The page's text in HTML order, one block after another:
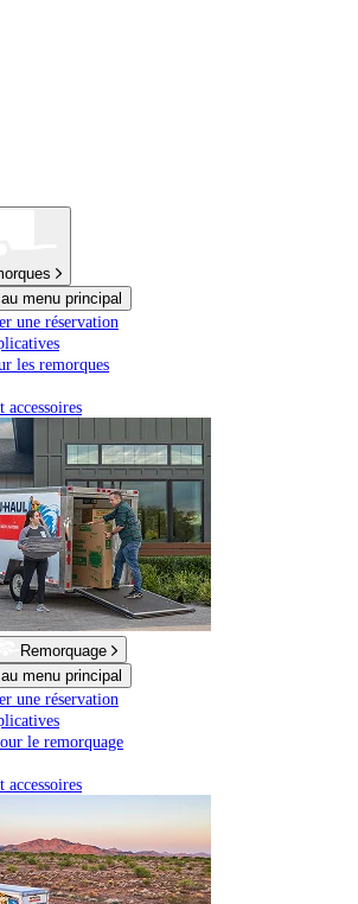
menu principal
une réservation
les remorques
accessoires
Remorquage
menu principal
une réservation
le remorquage
accessoires